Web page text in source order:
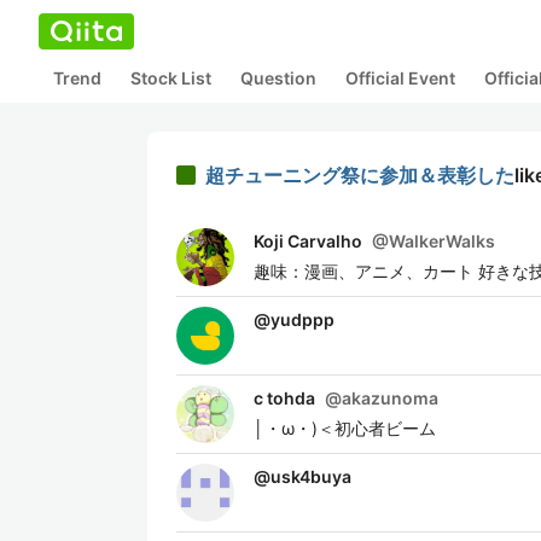
Trend Stock List Question Official Event
超チューニング祭に参加＆表彰した
Koji Carvalho @WalkerWalks
趣味：漫画、アニメ、カート 好き
@yudppp
c tohda @akazunoma
│・ω・)＜初心者ビーム
@usk4buya